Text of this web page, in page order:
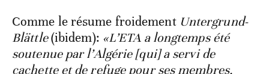
Comme le résume froidement Untergrund-
Blättle(ibidem): «L’ETA a longtemps été
soutenue par l’Algérie [qui] a servi de
cachette et de refuge pour ses membres,